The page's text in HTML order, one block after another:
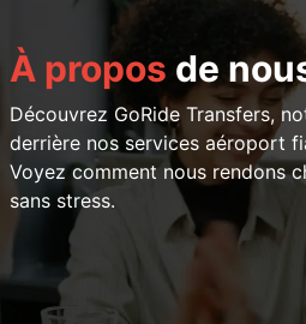
À propos de
Découvrez GoRide Transfers,
derrière nos services aéroport
Voyez comment nous rendons
sans stress.